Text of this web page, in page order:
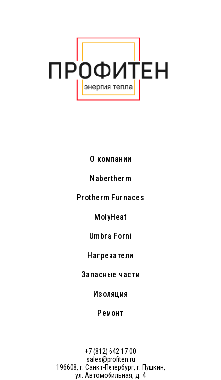
О компании
Nabertherm
Protherm Furnaces
MolyHeat
Umbra Forni
Нагреватели
Запасные части
Изоляция
Ремонт
+7 (812) 642 17 00
sales@profiten.ru
196608, г. Санкт-Петербург, г. Пушкин,
ул. Автомобильная, д. 4